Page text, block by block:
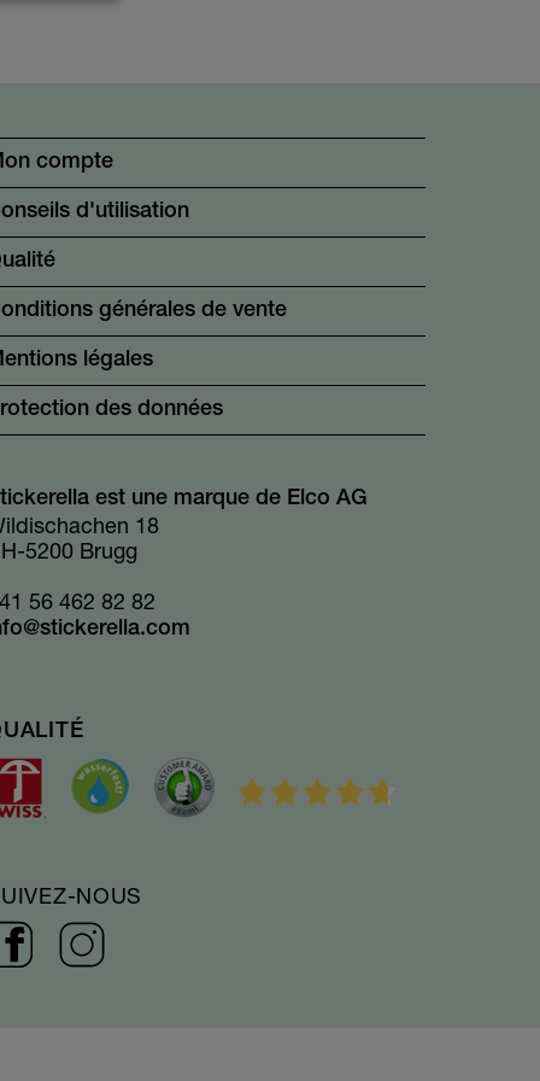
compte
d'utilisation
générales de vente
légales
des données
est une marque de Elco AG
18
5200 Brugg
56 462 82 82
NOUS